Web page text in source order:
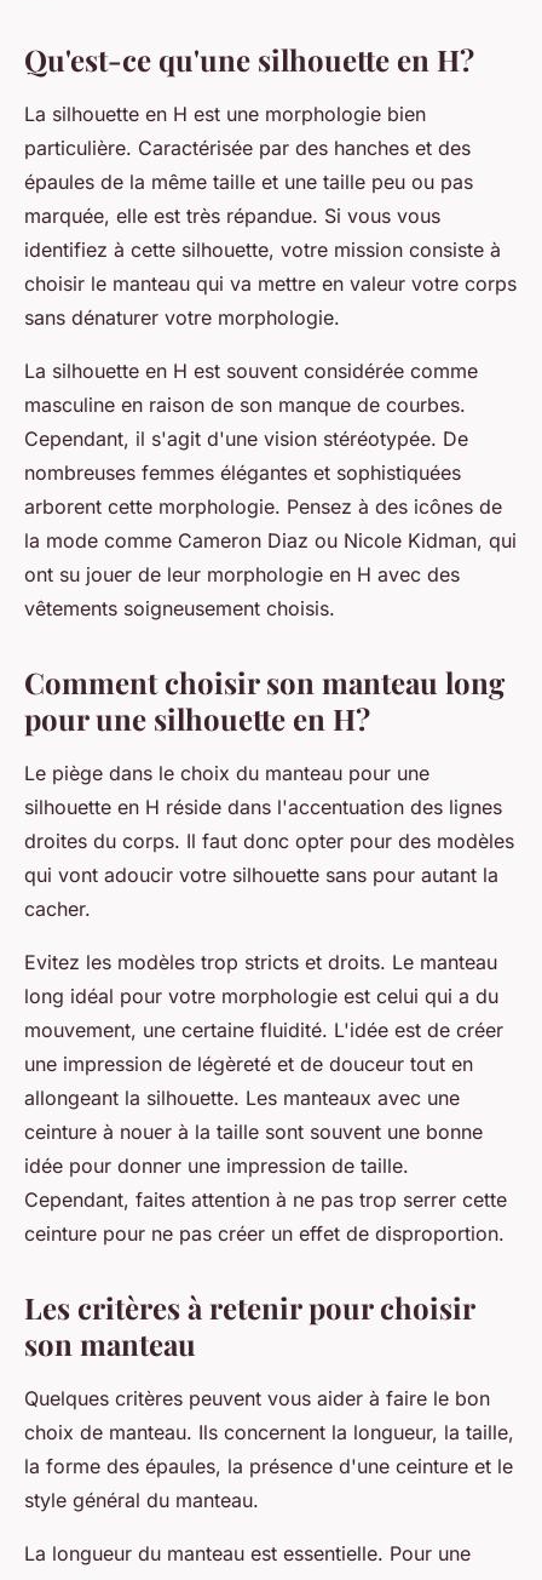
Qu'est-ce qu'une silhouette en H?
La silhouette en H est une morphologie bien
particulière. Caractérisée par des hanches et des
épaules de la même taille et une taille peu ou pas
marquée, elle est très répandue. Si vous vous
identifiez à cette silhouette, votre mission consiste à
choisir le manteau qui va mettre en valeur votre corps
sans dénaturer votre morphologie.
La silhouette en H est souvent considérée comme
masculine en raison de son manque de courbes.
Cependant, il s'agit d'une vision stéréotypée. De
nombreuses femmes élégantes et sophistiquées
arborent cette morphologie. Pensez à des icônes de
la mode comme Cameron Diaz ou Nicole Kidman, qui
ont su jouer de leur morphologie en H avec des
vêtements soigneusement choisis.
Comment choisir son manteau long
pour une silhouette en H?
Le piège dans le choix du manteau pour une
silhouette en H réside dans l'accentuation des lignes
droites du corps. Il faut donc opter pour des modèles
qui vont adoucir votre silhouette sans pour autant la
cacher.
Evitez les modèles trop stricts et droits. Le manteau
long idéal pour votre morphologie est celui qui a du
mouvement, une certaine fluidité. L'idée est de créer
une impression de légèreté et de douceur tout en
allongeant la silhouette. Les manteaux avec une
ceinture à nouer à la taille sont souvent une bonne
idée pour donner une impression de taille.
Cependant, faites attention à ne pas trop serrer cette
ceinture pour ne pas créer un effet de disproportion.
Les critères à retenir pour choisir
son manteau
Quelques critères peuvent vous aider à faire le bon
choix de manteau. Ils concernent la longueur, la taille,
la forme des épaules, la présence d'une ceinture et le
style général du manteau.
La longueur du manteau est essentielle. Pour une